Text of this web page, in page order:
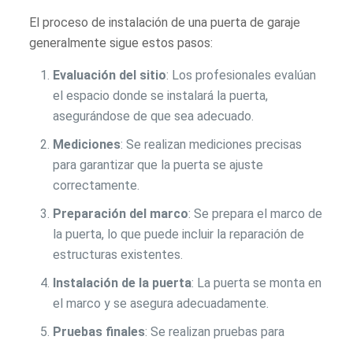
El proceso de instalación de una puerta de garaje
generalmente sigue estos pasos:
Evaluación del sitio: Los profesionales evalúan
el espacio donde se instalará la puerta,
asegurándose de que sea adecuado.
Mediciones: Se realizan mediciones precisas
para garantizar que la puerta se ajuste
correctamente.
Preparación del marco: Se prepara el marco de
la puerta, lo que puede incluir la reparación de
estructuras existentes.
Instalación de la puerta: La puerta se monta en
el marco y se asegura adecuadamente.
Pruebas finales: Se realizan pruebas para